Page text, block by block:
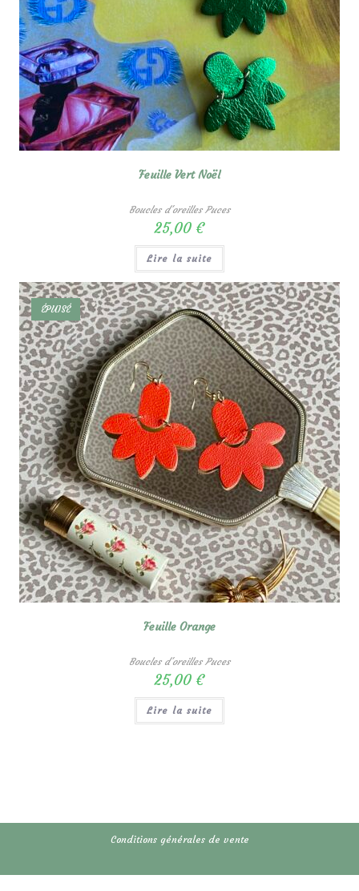
Feuille Vert Noël
Boucles d'oreilles Puces
25,00 €
Lire la suite
ÉPUISÉ
Feuille Orange
Boucles d'oreilles Puces
25,00 €
Lire la suite
Conditions générales de vente